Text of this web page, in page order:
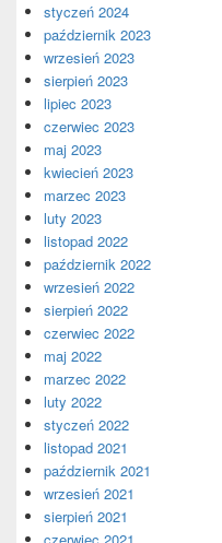
styczeń 2024
październik 2023
wrzesień 2023
sierpień 2023
lipiec 2023
czerwiec 2023
maj 2023
kwiecień 2023
marzec 2023
luty 2023
listopad 2022
październik 2022
wrzesień 2022
sierpień 2022
czerwiec 2022
maj 2022
marzec 2022
luty 2022
styczeń 2022
listopad 2021
październik 2021
wrzesień 2021
sierpień 2021